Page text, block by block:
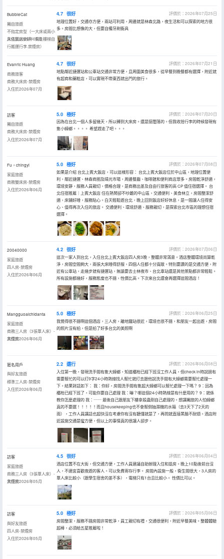
BubbleCat
獨自旅遊
不指定房型（一大床或兩小
床依飯店安排，需走樓梯自
行搬運行李.禁煙房）
入住於2026年05月
4.7 很好
評價於：2026年07月25日
地理位置好，交通亦方便，兩站可利用，周邊就是林森北路，夜生活和可以探索的地方很
多。房間比想像的大，但要自備牙刷衞具
Evanric Huang
商務旅客
商務大床房-禁煙房
入住於2026年07月
4.7 很好
評價於：2026年07月21日
地點鄰近捷運站和公車站交通非常方便，且周圍美食很多，從早餐到晚餐都有選擇，附近就
有超商和藥粧店，可以實現不帶東西就出門的旅行。
訪客
獨自旅遊
商務大床房-禁煙房
入住於2026年07月
5.0 極好
評價於：2026年07月20日
因為在台北一個人多留幾天，所以轉到大床房。還是挺闊落的。但我收拾行李的時候發現有
隻小蟑螂。。。。 希望趕走了吧。。。
Fu，chingyi
家庭旅遊
商務雙床房-禁煙房
入住於2026年06月
5.0 極好
評價於：2026年07月08日
如果是介紹 台北上賓大飯店，可以這樣形容： 台北上賓大飯店位於中山區，地理位置便
利，鄰近捷運、林森商圈及晴光市場，周邊餐廳、咖啡館和便利商店眾多。房間乾淨舒適，
環境安靜，服務人員親切，價格合理，是商務出差及自由行旅客的高 CP 值住宿選擇。 台
北住宿推薦｜上賓大飯店 住在熱鬧卻不吵雜的中山區，交通便利、美食林立，房間整潔舒
適，床鋪好睡，服務貼心。白天輕鬆遊台北，晚上回到飯店好好休息，是一間讓人住得安
心、值得再次入住的旅店。 交通便利、環境舒適、服務親切，是探索台北市區的理想住宿
選擇。
20040000
家庭旅遊
四人房-禁煙房
入住於2026年06月
4.2 很好
評價於：2026年07月06日
這次一家人到台北，入住台北上賓大飯店四人房3晚，整體非常滿意。酒店整體環境尚算乾
淨，房間空間夠大，兩張大床睡得舒服，四個人住都十分寬敞。特別要讚的是交通方便，附
近有公車站，走幾步就有捷運站，無論要去士林夜市、台北車站還是其他景點都非常輕鬆。
所有設施都幾好，服務態度也不錯，性價比高。下次來台北還會再選擇這間酒店！
Mangguoaichidanta
家庭旅遊
商務三人房（3張單人床）-
禁煙房
入住於2026年06月
5.0 極好
評價於：2026年06月25日
我覺得很不錯啊這個酒店，三人房，離地鐵站很近，環境也很不錯，和朋友一起出遊，房間
的照片沒有拍，但是拍了好多台北的美照啊
匿名用戶
與好友旅遊
標準三人房-禁煙房
入住於2026年06月
2.2 還行
評價於：2026年06月08日
入住第一晚，發現洗手間有隻大蟑螂，知道櫃枱已經下班沒工作人員，但check in時說過有
需要幫忙的可以打9字24小時熱線找人幫忙就打去跟他說洗手間有大蟑螂需要幫忙處理一
下。結果對話如下： 我：你好，房間洗手間有隻超大蟑螂可以幫忙處理一下嗎？ 9：因為
櫃枱已經下班了，可能你要自己處理 我：嚇？哪這個24小時熱線是有什麼用的？ 9：就係
教你怎麼處理的 我：⋯⋯ 最後自己跟朋友下樓拿殺蟲劑自己處理的。想講獨旅的人怕蟑螂
真的不要選！！！！！而且housekeeping也不會幫倒抽濕機的水箱（去3天下了2天的
雨），工作人員講話也超快沒在考慮你有沒有聽懂就是了，再問就直接黑臉不耐煩。酒店附
近設施交通是蠻方便，但以上的事情真的很讓人卻步。
訪客
家庭旅遊
商務三人房（3張單人床）-
禁煙房
入住於2026年05月
4.5 很好
評價於：2026年06月04日
酒店位置不在大街，但交通方便，工作人員建議自助辦理入住和退房。晚上10點後前台沒
人，不適宜喜歡夜遊的客人。可以免費寄存行李。 房間內設施一般，衞生間很大，3人房的
單人床比較小（跟學生宿舍的差不多），電梯只有1台且比較小。 性價比可以。
訪客
與好友旅遊
四人房-禁煙房
入住於2026年05月
5.0 極好
評價於：2026年05月06日
房間整潔，服務不錯房間非常乾淨，員工親切有禮，交通很便利，附近早餐美味。整體體驗
超棒，必須給五星推薦啦！